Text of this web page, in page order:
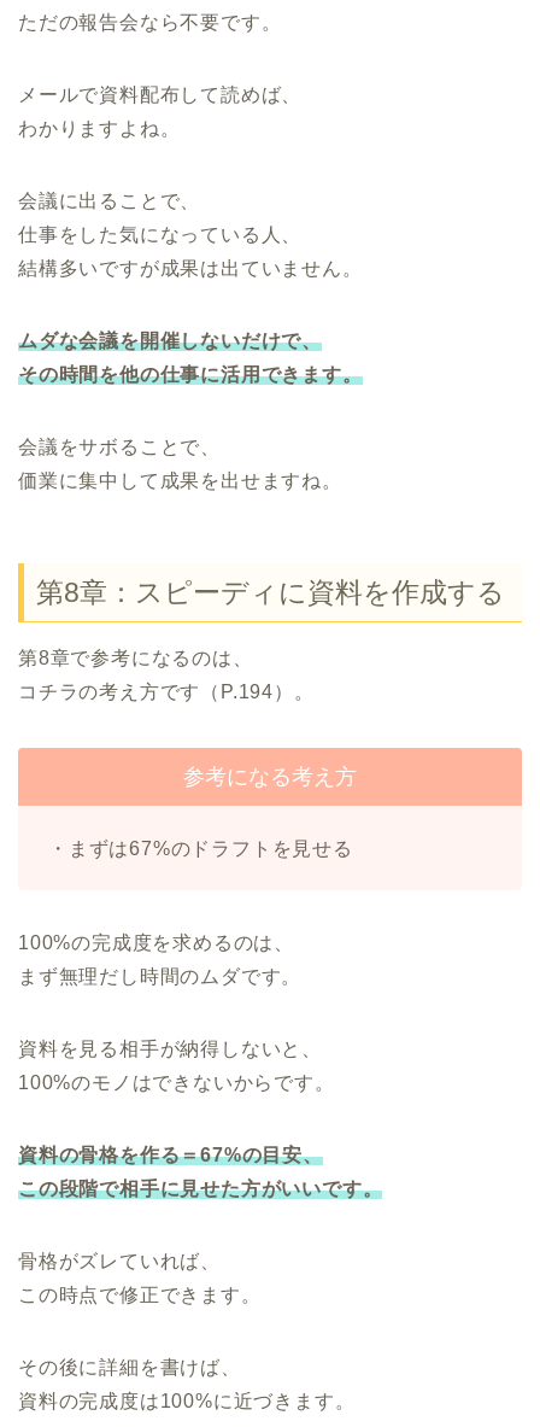
ただの報告会なら不要です。
メールで資料配布して読めば、
わかりますよね。
会議に出ることで、
仕事をした気になっている人、
結構多いですが成果は出ていません。
ムダな会議を開催しないだけで、
その時間を他の仕事に活用できます。
会議をサボることで、
価業に集中して成果を出せますね。
第8章：スピーディに資料を作成する
第8章で参考になるのは、
コチラの考え方です（P.194）。
参考になる考え方
・まずは67%のドラフトを見せる
100%の完成度を求めるのは、
まず無理だし時間のムダです。
資料を見る相手が納得しないと、
100%のモノはできないからです。
資料の骨格を作る＝67%の目安、
この段階で相手に見せた方がいいです。
骨格がズレていれば、
この時点で修正できます。
その後に詳細を書けば、
資料の完成度は100%に近づきます。